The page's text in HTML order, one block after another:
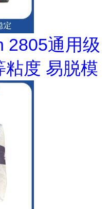
2805通用级
粘度 易脱模